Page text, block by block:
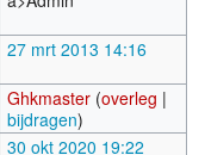
27 mrt 2013 14:16
Ghkmaster (overleg |
bijdragen)
30 okt 2020 19:22